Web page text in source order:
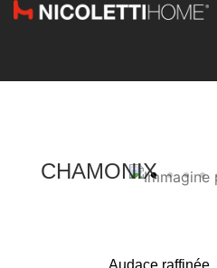
CHAMONIX
Audace